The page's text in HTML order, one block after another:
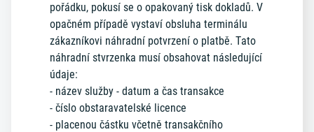
pořádku, pokusí se o opakovaný tisk dokladů. V
opačném případě vystaví obsluha terminálu
zákazníkovi náhradní potvrzení o platbě. Tato
náhradní stvrzenka musí obsahovat následující
údaje:
- název služby - datum a čas transakce
- číslo obstaravatelské licence
- placenou částku včetně transakčního